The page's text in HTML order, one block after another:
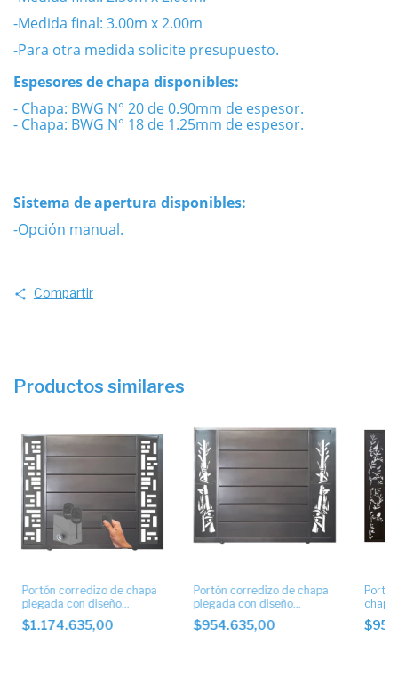
-Medida final: 3.00m x 2.00m
-Para otra medida solicite presupuesto.
Espesores de chapa disponibles:
- Chapa: BWG N° 20 de 0.90mm de espesor.
- Chapa: BWG N° 18 de 1.25mm de espesor.
Sistema de apertura disponibles:
-Opción manual.
Compartir
Productos similares
Portón corredizo de chapa
plegada con diseño
artístico con motor
$1.174.635,00
Portón corredizo de chapa
plegada con diseño
artístico.
$954.635,00